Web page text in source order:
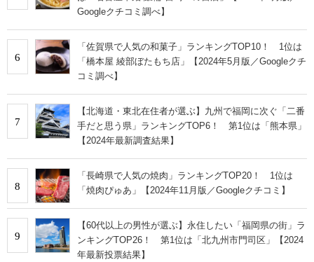
Googleクチコミ調べ】
6
「佐賀県で人気の和菓子」ランキングTOP10！ 1位は
「橋本屋 綾部ぼたもち店」【2024年5月版／Googleクチ
コミ調べ】
7
【北海道・東北在住者が選ぶ】九州で福岡に次ぐ「二番
手だと思う県」ランキングTOP6！ 第1位は「熊本県」
【2024年最新調査結果】
8
「長崎県で人気の焼肉」ランキングTOP20！ 1位は
「焼肉ぴゅあ」【2024年11月版／Googleクチコミ】
9
【60代以上の男性が選ぶ】永住したい「福岡県の街」ラ
ンキングTOP26！ 第1位は「北九州市門司区」【2024
年最新投票結果】